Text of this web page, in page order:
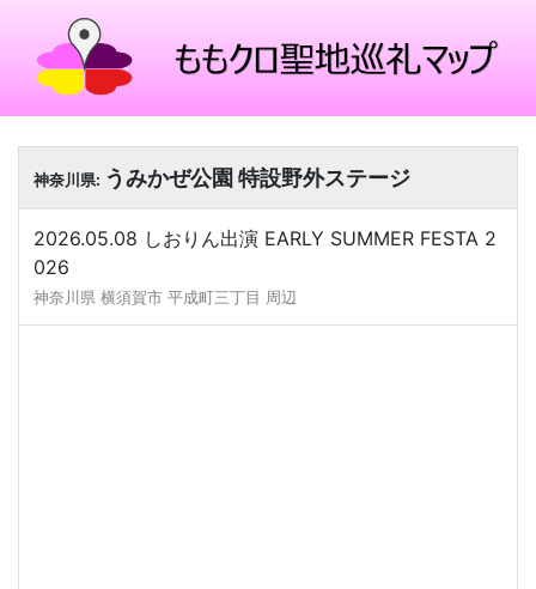
神奈川県: うみかぜ公園 特設野外ステージ
2026.05.08 しおりん出演 EARLY SUMMER FESTA 2
026
神奈川県 横須賀市 平成町三丁目 周辺